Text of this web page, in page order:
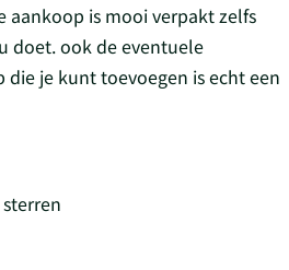
aankoop is mooi verpakt zelfs
doet. ook de eventuele
je kunt toevoegen is echt een